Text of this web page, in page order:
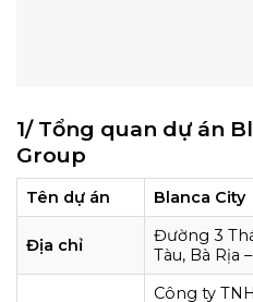
1/ Tổng quan dự án
Group
Tên dự án Blanca City
Địa chỉ
Đường 3
Tàu, Bà Rịa
Công ty